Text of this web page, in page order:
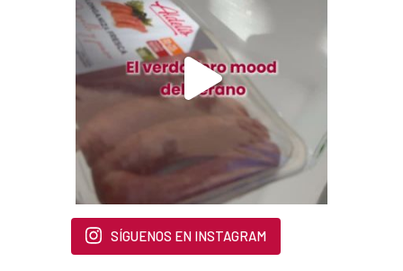
SÍGUENOS EN INSTAGRAM